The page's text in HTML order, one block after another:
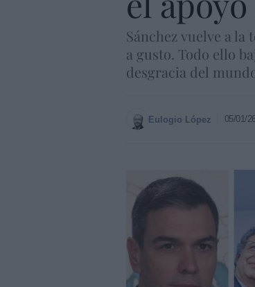
Sánchez vuelve a
a gusto. Todo ello
desgracia del
Eulogio López 05/01/